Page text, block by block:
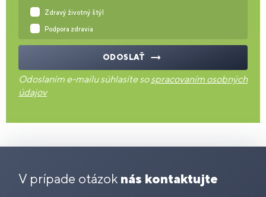
Zdravý životný štýl
Podpora zdravia
ODOSLAŤ
Odoslaním e-mailu súhlasíte sospracovaním osobných
údajov
V prípade otázok nás kontaktujte